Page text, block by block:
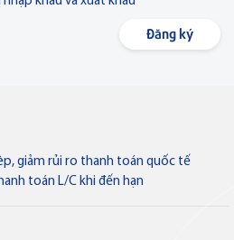
Đăng ký
giảm rủi ro thanh toán quốc tế
toán L/C khi đến hạn
Thẻ tín dụng BVBank Visa inStyle